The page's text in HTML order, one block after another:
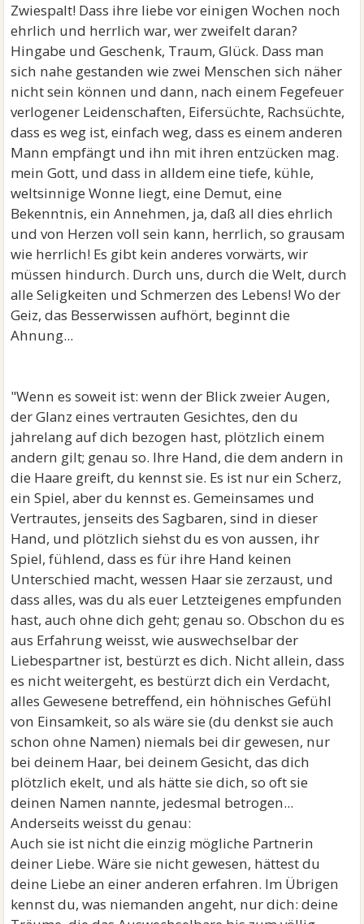
Zwiespalt! Dass ihre liebe vor einigen Wochen noch
ehrlich und herrlich war, wer zweifelt daran?
Hingabe und Geschenk, Traum, Glück. Dass man
sich nahe gestanden wie zwei Menschen sich näher
nicht sein können und dann, nach einem Fegefeuer
verlogener Leidenschaften, Eifersüchte, Rachsüchte,
dass es weg ist, einfach weg, dass es einem anderen
Mann empfängt und ihn mit ihren entzücken mag.
mein Gott, und dass in alldem eine tiefe, kühle,
weltsinnige Wonne liegt, eine Demut, eine
Bekenntnis, ein Annehmen, ja, daß all dies ehrlich
und von Herzen voll sein kann, herrlich, so grausam
wie herrlich! Es gibt kein anderes vorwärts, wir
müssen hindurch. Durch uns, durch die Welt, durch
alle Seligkeiten und Schmerzen des Lebens! Wo der
Geiz, das Besserwissen aufhört, beginnt die
Ahnung...
"Wenn es soweit ist: wenn der Blick zweier Augen,
der Glanz eines vertrauten Gesichtes, den du
jahrelang auf dich bezogen hast, plötzlich einem
andern gilt; genau so. Ihre Hand, die dem andern in
die Haare greift, du kennst sie. Es ist nur ein Scherz,
ein Spiel, aber du kennst es. Gemeinsames und
Vertrautes, jenseits des Sagbaren, sind in dieser
Hand, und plötzlich siehst du es von aussen, ihr
Spiel, fühlend, dass es für ihre Hand keinen
Unterschied macht, wessen Haar sie zerzaust, und
dass alles, was du als euer Letzteigenes empfunden
hast, auch ohne dich geht; genau so. Obschon du es
aus Erfahrung weisst, wie auswechselbar der
Liebespartner ist, bestürzt es dich. Nicht allein, dass
es nicht weitergeht, es bestürzt dich ein Verdacht,
alles Gewesene betreffend, ein höhnisches Gefühl
von Einsamkeit, so als wäre sie (du denkst sie auch
schon ohne Namen) niemals bei dir gewesen, nur
bei deinem Haar, bei deinem Gesicht, das dich
plötzlich ekelt, und als hätte sie dich, so oft sie
deinen Namen nannte, jedesmal betrogen...
Anderseits weisst du genau:
Auch sie ist nicht die einzig mögliche Partnerin
deiner Liebe. Wäre sie nicht gewesen, hättest du
deine Liebe an einer anderen erfahren. Im Übrigen
kennst du, was niemanden angeht, nur dich: deine